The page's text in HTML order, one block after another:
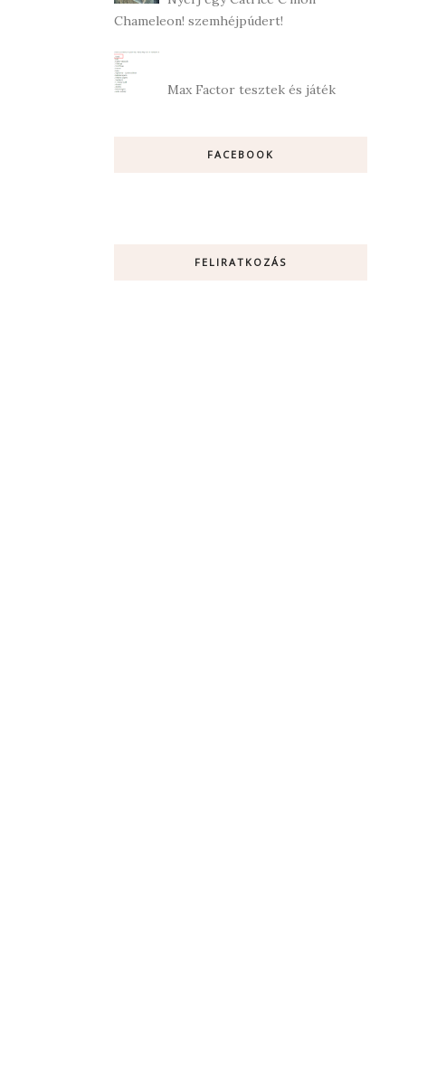
Chameleon! szemhéjpúdert!
Max Factor tesztek és játék
FACEBOOK
FELIRATKOZÁS